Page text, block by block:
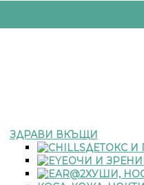
ЗДРАВИ ВКЪЩИ
ДЕТОКС И
ОЧИ И
УШИ,